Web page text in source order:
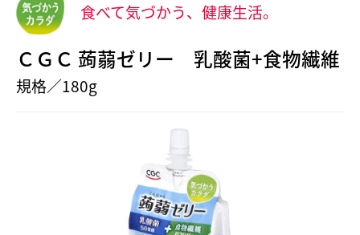
食べて気づかう、健康生活。
ＣＧＣ 蒟蒻ゼリー 乳酸菌+食物繊維
規格／180g